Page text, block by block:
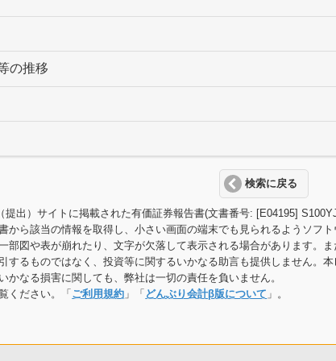
の推移
検索に戻る
提出）サイトに掲載された有価証券報告書(文書番号: [E04195]
から該当の情報を取得し、小さい画面の端末でも見られるようソフ
部図や表が崩れたり、文字が欠落して表示される場合があります。
するものではなく、投資等に関するいかなる助言も提供しません。
かなる損害に関しても、弊社は一切の責任を負いません。
ください。「 ご利用規約 」「 どんぶり会計β版について 」。